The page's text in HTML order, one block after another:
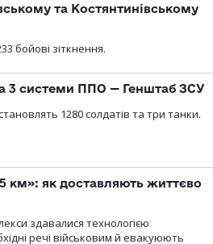
та Костянтинівському
бойові зіткнення.
3 системи ППО — Генштаб ЗСУ
1280 солдатів та три танки.
км»: як доставляють життєво
здавалися технологією
речі військовим й евакуюють